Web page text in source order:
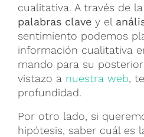
cualitativa. A través de la
palabras clave y el
sentimiento podemos
información cualitativa
mando para su
vistazo a nuestra web,
profundidad.
Por otro lado, si
hipótesis, saber cuál es